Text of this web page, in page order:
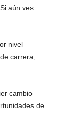
aún ves
nivel
carrera,
cambio
de